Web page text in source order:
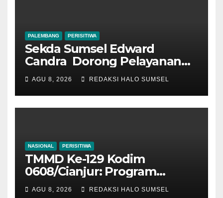
PALEMBANG PERISITIWA
Sekda Sumsel Edward
Candra Dorong Pelayanan
Masyarakat Makin Modern
AGU 8, 2026 REDAKSI HALO SUMSEL
NASIONAL PERISITIWA
TMMD Ke-129 Kodim
0608/Cianjur: Program
Ketahanan Pangan 1 Hektar
AGU 8, 2026 REDAKSI HALO SUMSEL